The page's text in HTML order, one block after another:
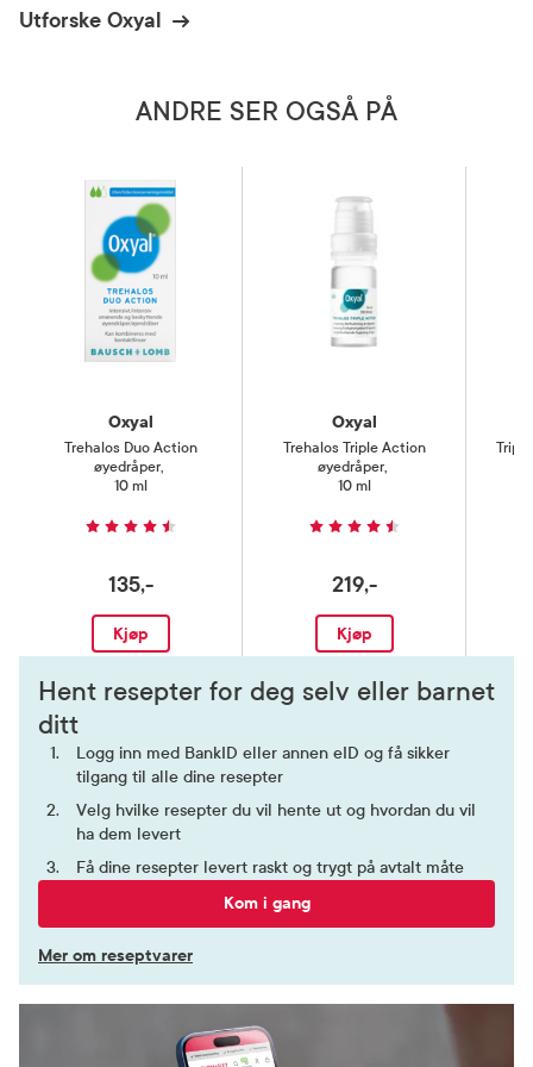
Utforske Oxyal
ANDRE SER OGSÅ PÅ
Oxyal
Trehalos Duo Action
øyedråper,
10 ml
135,-
Kjøp
Oxyal
Trehalos Triple Action
øyedråper,
10 ml
219,-
Kjøp
Hent resepter for deg selv eller barnet
ditt
Logg inn med BankID eller annen eID og få sikker
tilgang til alle dine resepter
Velg hvilke resepter du vil hente ut og hvordan du vil
ha dem levert
Få dine resepter levert raskt og trygt på avtalt måte
Kom i gang
Mer om reseptvarer